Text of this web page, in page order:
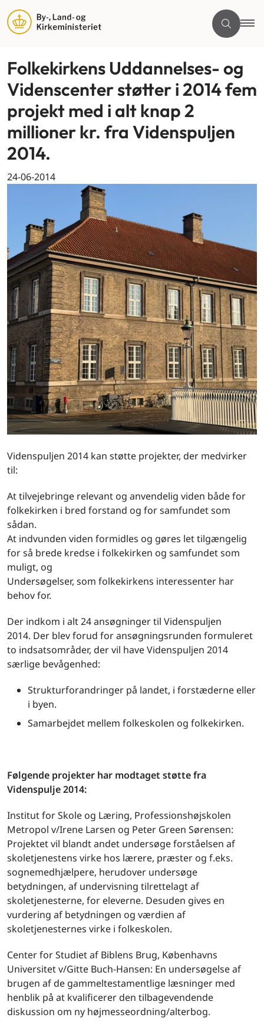
Folkekirkens Uddannelses- og
Videnscenter støtter i 2014 fem
projekt med i alt knap 2
millioner kr. fra Videnspuljen
2014.
24-06-2014
Videnspuljen 2014 kan støtte projekter, der medvirker
til:
At tilvejebringe relevant og anvendelig viden både for
folkekirken i bred forstand og for samfundet som
sådan.
At indvunden viden formidles og gøres let tilgængelig
for så brede kredse i folkekirken og samfundet som
muligt, og
Undersøgelser, som folkekirkens interessenter har
behov for.
Der indkom i alt 24 ansøgninger til Videnspuljen
2014. Der blev forud for ansøgningsrunden formuleret
to indsatsområder, der vil have Videnspuljen 2014
særlige bevågenhed:
Strukturforandringer på landet, i forstæderne eller
i byen.
Samarbejdet mellem folkeskolen og folkekirken.
Følgende projekter har modtaget støtte fra
Videnspulje 2014:
Institut for Skole og Læring, Professionshøjskolen
Metropol v/Irene Larsen og Peter Green Sørensen:
Projektet vil blandt andet undersøge forståelsen af
skoletjenestens virke hos lærere, præster og f.eks.
sognemedhjælpere, herudover undersøge
betydningen, af undervisning tilrettelagt af
skoletjenesterne, for eleverne. Desuden gives en
vurdering af betydningen og værdien af
skoletjenesternes virke i folkeskolen.
Center for Studiet af Biblens Brug, Københavns
Universitet v/Gitte Buch-Hansen: En undersøgelse af
brugen af de gammeltestamentlige læsninger med
henblik på at kvalificerer den tilbagevendende
diskussion om ny højmesseordning/alterbog.